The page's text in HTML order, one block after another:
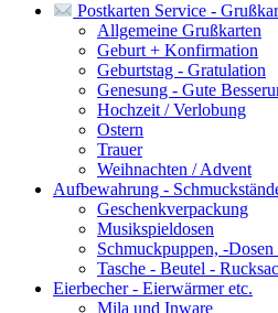
Postkarten Service -
Allgemeine Grußkarten
Geburt + Konfirmation
Geburtstag - Gratulation
Genesung - Gute
Hochzeit / Verlobung
Ostern
Trauer
Weihnachten / Advent
Aufbewahrung -
Geschenkverpackung
Musikspieldosen
Schmuckpuppen, -
Tasche - Beutel -
Eierbecher - Eierwärmer etc.
Mila und Inware